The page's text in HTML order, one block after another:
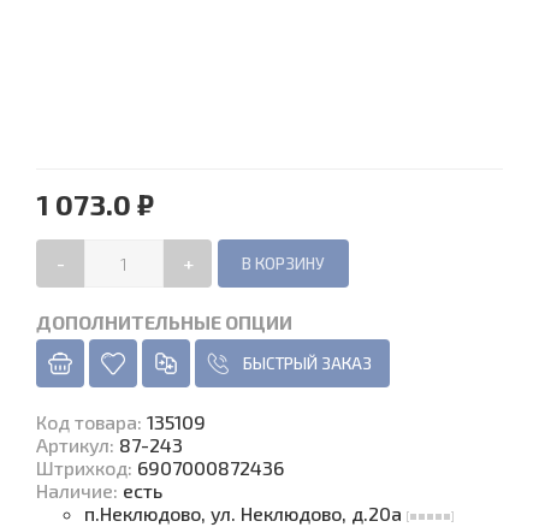
1 073.0 ₽
- +
ДОПОЛНИТЕЛЬНЫЕ ОПЦИИ
БЫСТРЫЙ ЗАКАЗ
Код товара: 135109
Артикул: 87-243
Штрихкод: 6907000872436
Наличие: есть
п.Неклюдово, ул. Неклюдово, д.20а